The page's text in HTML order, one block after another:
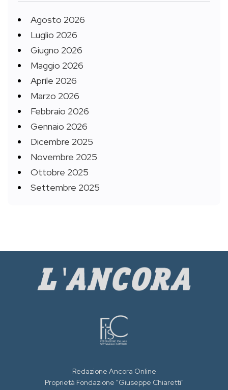
Agosto 2026
Luglio 2026
Giugno 2026
Maggio 2026
Aprile 2026
Marzo 2026
Febbraio 2026
Gennaio 2026
Dicembre 2025
Novembre 2025
Ottobre 2025
Settembre 2025
Redazione Ancora Online
Proprietà Fondazione "Giuseppe Chiaretti"